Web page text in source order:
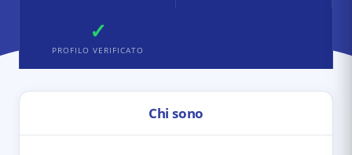
✓
PROFILO VERIFICATO
Chi sono